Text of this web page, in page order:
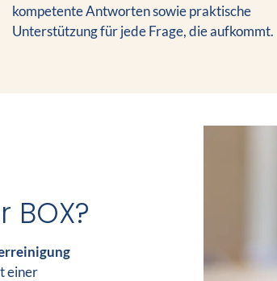
kompetente Antworten sowie praktische
Unterstützung für jede Frage, die aufkommt.
einer